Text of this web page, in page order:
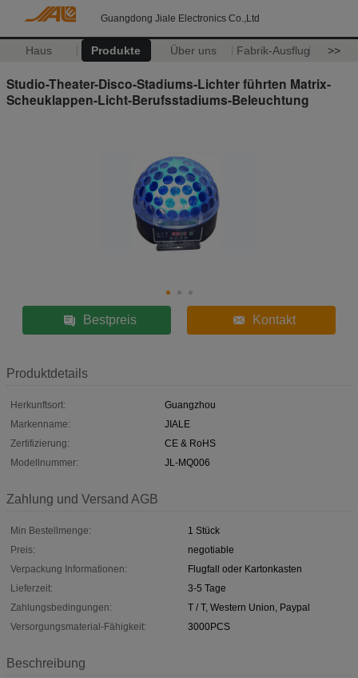
Guangdong Jiale Electronics Co.,Ltd
Haus Produkte Über uns Fabrik-Ausflug >>
Studio-Theater-Disco-Stadiums-Lichter führten Matrix-
Scheuklappen-Licht-Berufsstadiums-Beleuchtung
Bestpreis Kontakt
Produktdetails
Herkunftsort:
Guangzhou
Markenname:
JIALE
Zertifizierung:
CE & RoHS
Modellnummer:
JL-MQ006
Zahlung und Versand AGB
Min Bestellmenge:
1 Stück
Preis:
negotiable
Verpackung Informationen:
Flugfall oder Kartonkasten
Lieferzeit:
3-5 Tage
Zahlungsbedingungen:
T / T, Western Union, Paypal
Versorgungsmaterial-Fähigkeit:
3000PCS
Beschreibung